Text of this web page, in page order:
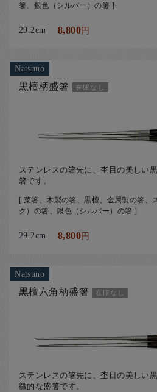
箸、銀色（シルバー）の箸 ]
29.2cm 8,800円
Natsuno
黒檀柄盛箸 在庫なし
ステンレスの箸先に、杢目の美しい
箸です。
[ 菜箸、木製の箸、黒檀、金属製の箸、
ク）の箸、銀色（シルバー）の箸 ]
29.2cm 8,800円
Natsuno
黒檀六角柄盛箸 在庫なし
ステンレスの箸先に、杢目の美しい
徴的な盛箸です。